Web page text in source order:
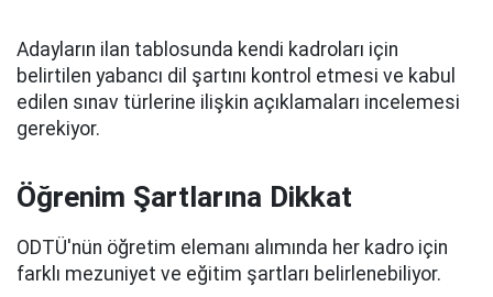
Adayların ilan tablosunda kendi kadroları için
belirtilen yabancı dil şartını kontrol etmesi ve kabul
edilen sınav türlerine ilişkin açıklamaları incelemesi
gerekiyor.
Öğrenim Şartlarına Dikkat
ODTÜ'nün öğretim elemanı alımında her kadro için
farklı mezuniyet ve eğitim şartları belirlenebiliyor.